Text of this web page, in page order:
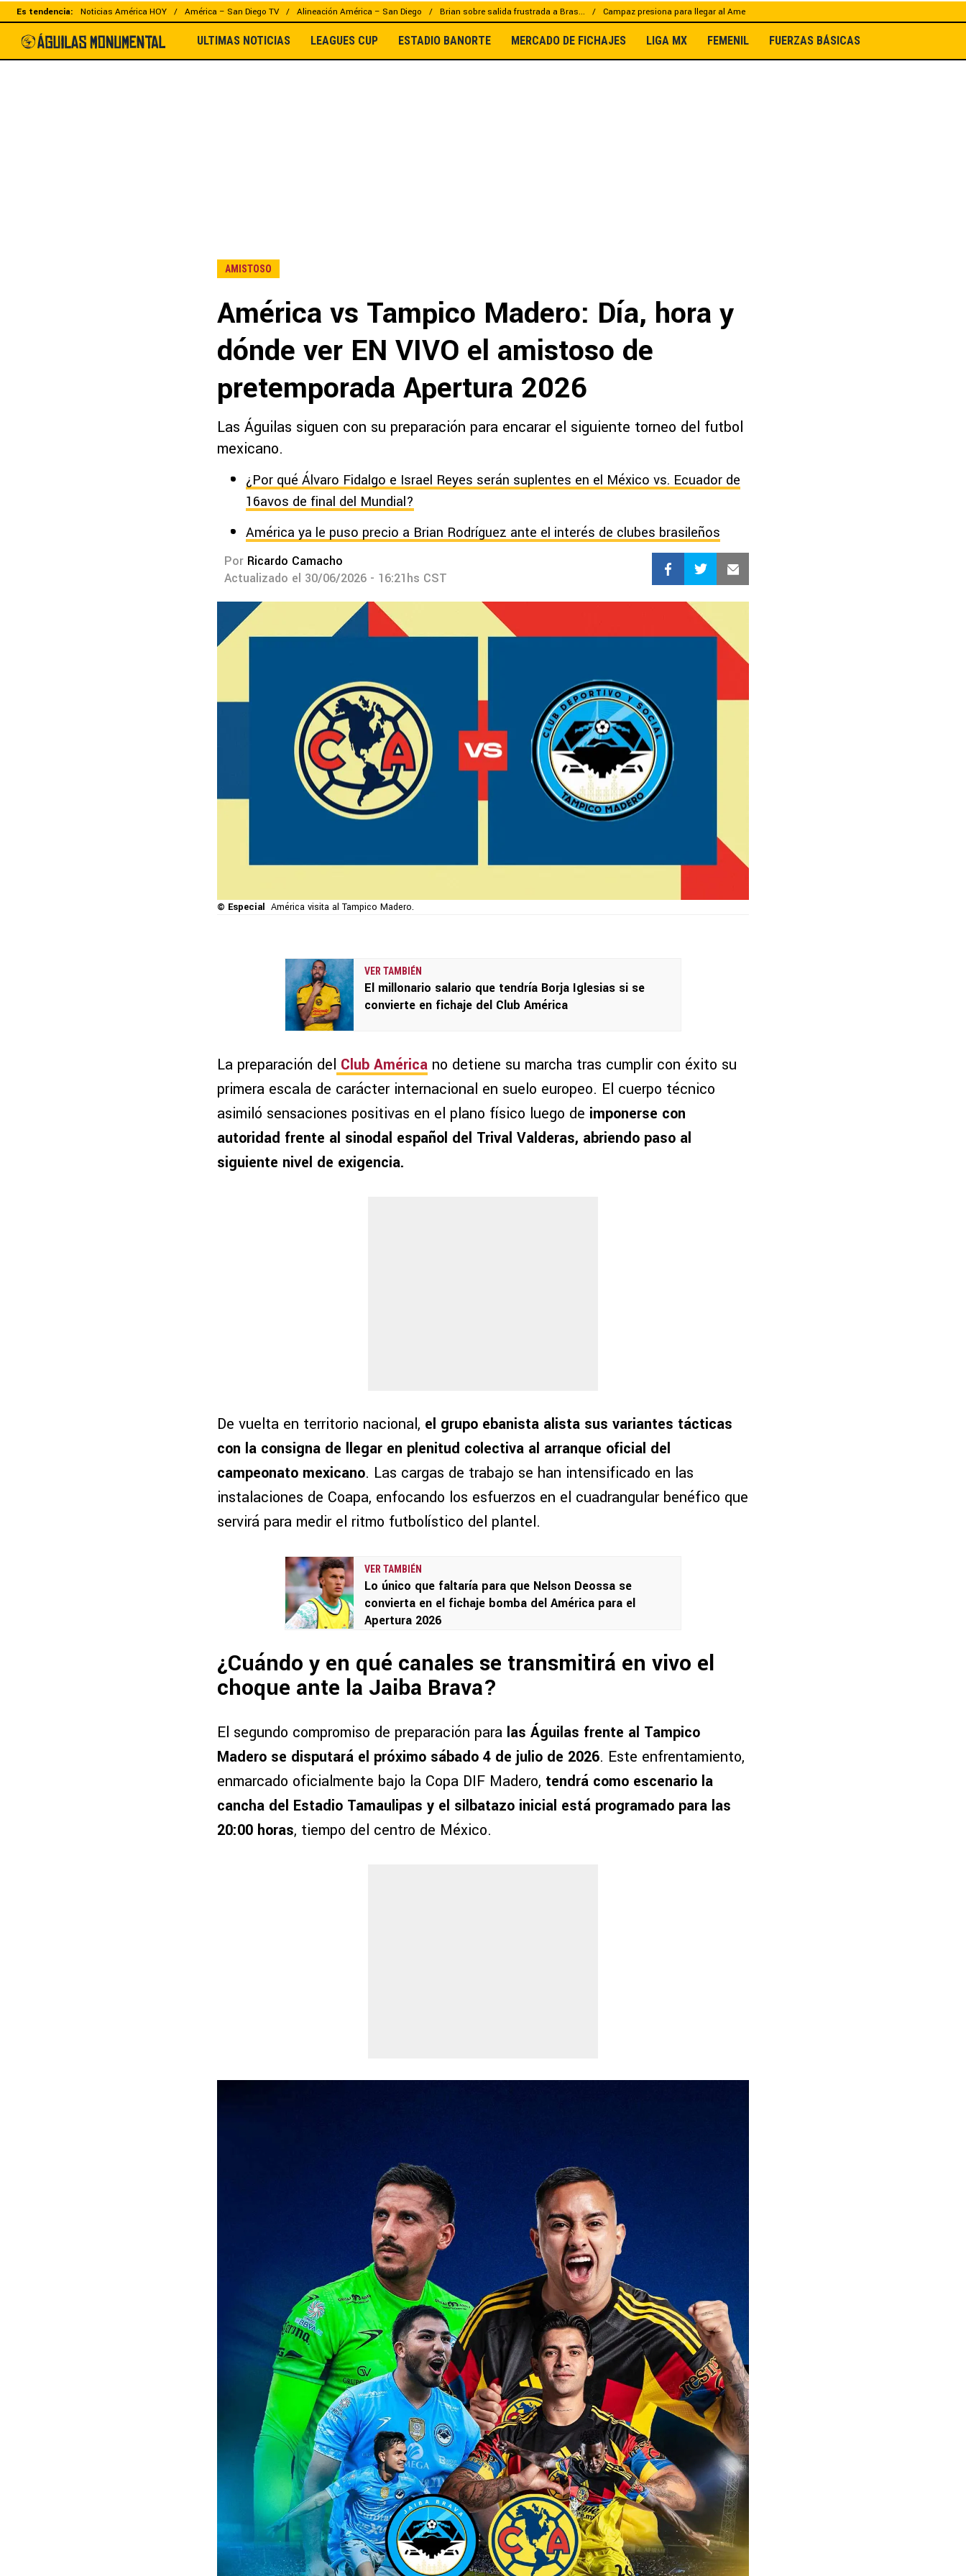
Es tendencia: Noticias América HOY América – San Diego TV Alineación América – San Diego Brian sobre salida frustrada a Bras... Campaz presiona para llegar al Ame
ULTIMAS NOTICIAS LEAGUES CUP ESTADIO BANORTE MERCADO DE FICHAJES LIGA MX FEMENIL FUERZAS BÁSICAS
AMISTOSO
América vs Tampico Madero: Día, hora y
dónde ver EN VIVO el amistoso de
pretemporada Apertura 2026
Las Águilas siguen con su preparación para encarar el siguiente torneo del futbol
mexicano.
¿Por qué Álvaro Fidalgo e Israel Reyes serán suplentes en el México vs. Ecuador de
16avos de final del Mundial?
América ya le puso precio a Brian Rodríguez ante el interés de clubes brasileños
Por Ricardo Camacho
Actualizado el 30/06/2026 - 16:21hs CST
© Especial América visita al Tampico Madero.
VER TAMBIÉN
El millonario salario que tendría Borja Iglesias si se
convierte en fichaje del Club América
La preparación del Club América no detiene su marcha tras cumplir con éxito su
primera escala de carácter internacional en suelo europeo. El cuerpo técnico
asimiló sensaciones positivas en el plano físico luego de imponerse con
autoridad frente al sinodal español del Trival Valderas, abriendo paso al
siguiente nivel de exigencia.
De vuelta en territorio nacional, el grupo ebanista alista sus variantes tácticas
con la consigna de llegar en plenitud colectiva al arranque oficial del
campeonato mexicano. Las cargas de trabajo se han intensificado en las
instalaciones de Coapa, enfocando los esfuerzos en el cuadrangular benéfico que
servirá para medir el ritmo futbolístico del plantel.
VER TAMBIÉN
Lo único que faltaría para que Nelson Deossa se
convierta en el fichaje bomba del América para el
Apertura 2026
¿Cuándo y en qué canales se transmitirá en vivo el
choque ante la Jaiba Brava?
El segundo compromiso de preparación para las Águilas frente al Tampico
Madero se disputará el próximo sábado 4 de julio de 2026. Este enfrentamiento,
enmarcado oficialmente bajo la Copa DIF Madero, tendrá como escenario la
cancha del Estadio Tamaulipas y el silbatazo inicial está programado para las
20:00 horas, tiempo del centro de México.